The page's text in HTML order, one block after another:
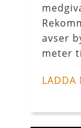
avser
meter
LADDA